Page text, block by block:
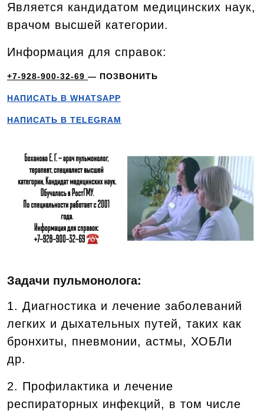
Является кандидатом медицинских наук,
врачом высшей категории.
Информация для справок:
+7-928-900-32-69 — ПОЗВОНИТЬ
НАПИСАТЬ В WHATSAPP
НАПИСАТЬ В TELEGRAM
Задачи пульмонолога:
1. Диагностика и лечение заболеваний
легких и дыхательных путей, таких как
бронхиты, пневмонии, астмы, ХОБЛи
др.
2. Профилактика и лечение
респираторных инфекций, в том числе